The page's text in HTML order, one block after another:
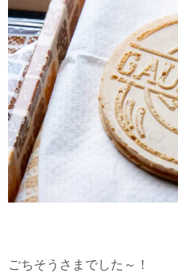
ごちそうさまでした～！